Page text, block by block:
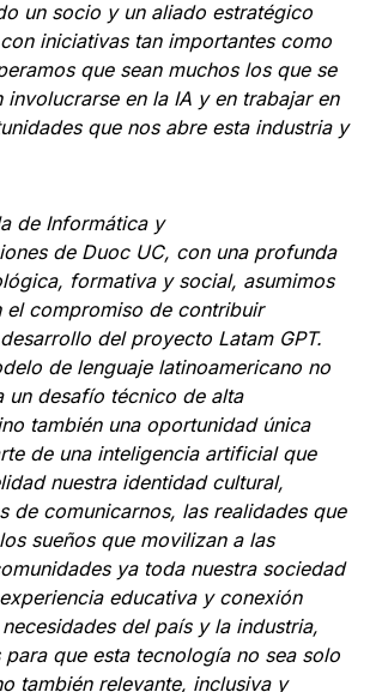
un socio y un aliado estratégico
iniciativas tan importantes como
que sean muchos los que se
involucrarse en la IA y en trabajar en
que nos abre esta industria y
de Informática y
de Duoc UC, con una profunda
formativa y social, asumimos
el compromiso de contribuir
del proyecto Latam GPT.
de lenguaje latinoamericano no
un desafío técnico de alta
también una oportunidad única
de una inteligencia artificial que
nuestra identidad cultural,
de comunicarnos, las realidades que
sueños que movilizan a las
ya toda nuestra sociedad
educativa y conexión
del país y la industria,
que esta tecnología no sea solo
también relevante, inclusiva y